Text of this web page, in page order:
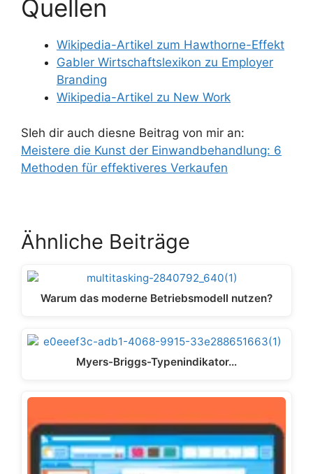
Quellen
Wikipedia-Artikel zum Hawthorne-Effekt
Gabler Wirtschaftslexikon zu Employer
Branding
Wikipedia-Artikel zu New Work
SIeh dir auch diesne Beitrag von mir an:
Meistere die Kunst der Einwandbehandlung: 6
Methoden für effektiveres Verkaufen
Ähnliche Beiträge
Warum das moderne Betriebsmodell nutzen?
Myers-Briggs-Typenindikator…